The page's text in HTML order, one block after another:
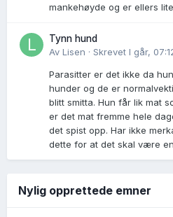
mankehøyde og er ellers
Tynn hund
Av Lisen · Skrevet I går,
Parasitter er det ikke da
hunder og de er
blitt smitta. Hun får lik mat
er det mat fremme hele
det spist opp. Har ikke
dette for at det skal være
Nylig opprettede emner